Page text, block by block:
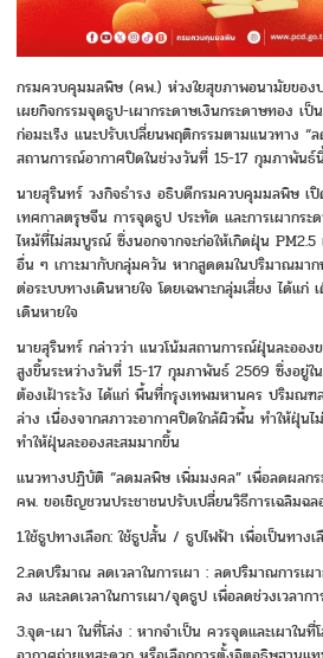
กรมควบคุมมลพิษ (คพ.) ห่วงใยสุขภาพอนามัยของ
เผยกิจกรรมจุดธูป-เผากระดาษเงินกระดาษทอง เ
ก่อมะเร็ง แนะปรับเปลี่ยนพฤติกรรมตามแนวทาง
สถานการณ์อากาศปิดในช่วงวันที่ 15-17 กุมภาพันธ์
นายสุรินทร์ วงกิจธำรง อธิบดีกรมควบคุมมลพิษ เปิ
เทศกาลตรุษจีน การจุดธูป ประทัด และการเผากระ
ไหม้ที่ไม่สมบูรณ์ ซึ่งนอกจากจะก่อให้เกิดฝุ่น PM2.5
อื่น ๆ เกาะมากับกลุ่มควัน หากสูดดมในปริมาณมา
ต่อระบบทางเดินหายใจ โดยเฉพาะกลุ่มเสี่ยง ได้แก่
เดินหายใจ
นายสุรินทร์ กล่าวว่า แนวโน้มสถานการณ์ฝุ่นละออ
สูงขึ้นระหว่างวันที่ 15-17 กุมภาพันธ์ 2569 ซึ่งอยู่
ต้องเฝ้าระวัง ได้แก่ พื้นที่กรุงเทพมหานคร ปริมณ
ล่าง เนื่องจากสภาวะอากาศปิดใกล้ผิวพื้น ทำให้ฝุ่นไ
ทำให้ฝุ่นละอองสะสมมากขึ้น
แนวทางปฏิบัติ “ลดมลพิษ เพิ่มมงคล” เพื่อลดผลก
คพ. ขอเชิญชวนประชาชนปรับเปลี่ยนวิธีการเฉลิมฉ
1.ใช้ธูปทางเลือก: ใช้ธูปสั้น / ธูปไฟฟ้า เพื่อเป็นทาง
2.ลดปริมาณ ลดเวลาในการเผา : ลดปริมาณการเผ
ลง และลดเวลาในการเผา/จุดธูป เพื่อลดช่วงเวลาก
3.จุด-เผา ในที่โล่ง : หากจำเป็น ควรจุดและเผาใน